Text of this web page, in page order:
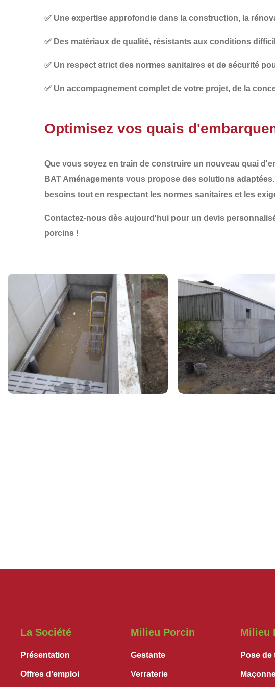
✅ Une expertise approfondie dans la construction, la
✅ Des matériaux de qualité, résistants aux conditions
✅ Un respect strict des normes sanitaires et de sécurité
✅ Un accompagnement complet de votre projet, de la
Optimisez vos quais
Que vous soyez en train de construire un nouveau quai
BAT Aménagements vous propose des solutions
besoins tout en respectant les normes sanitaires et les
Contactez-nous dès aujourd'hui pour un devis
porcins !
La Société
Présentation
Offres d’emploi
Milieu Porcin
Gestante
Verraterie
Milieu
Pose